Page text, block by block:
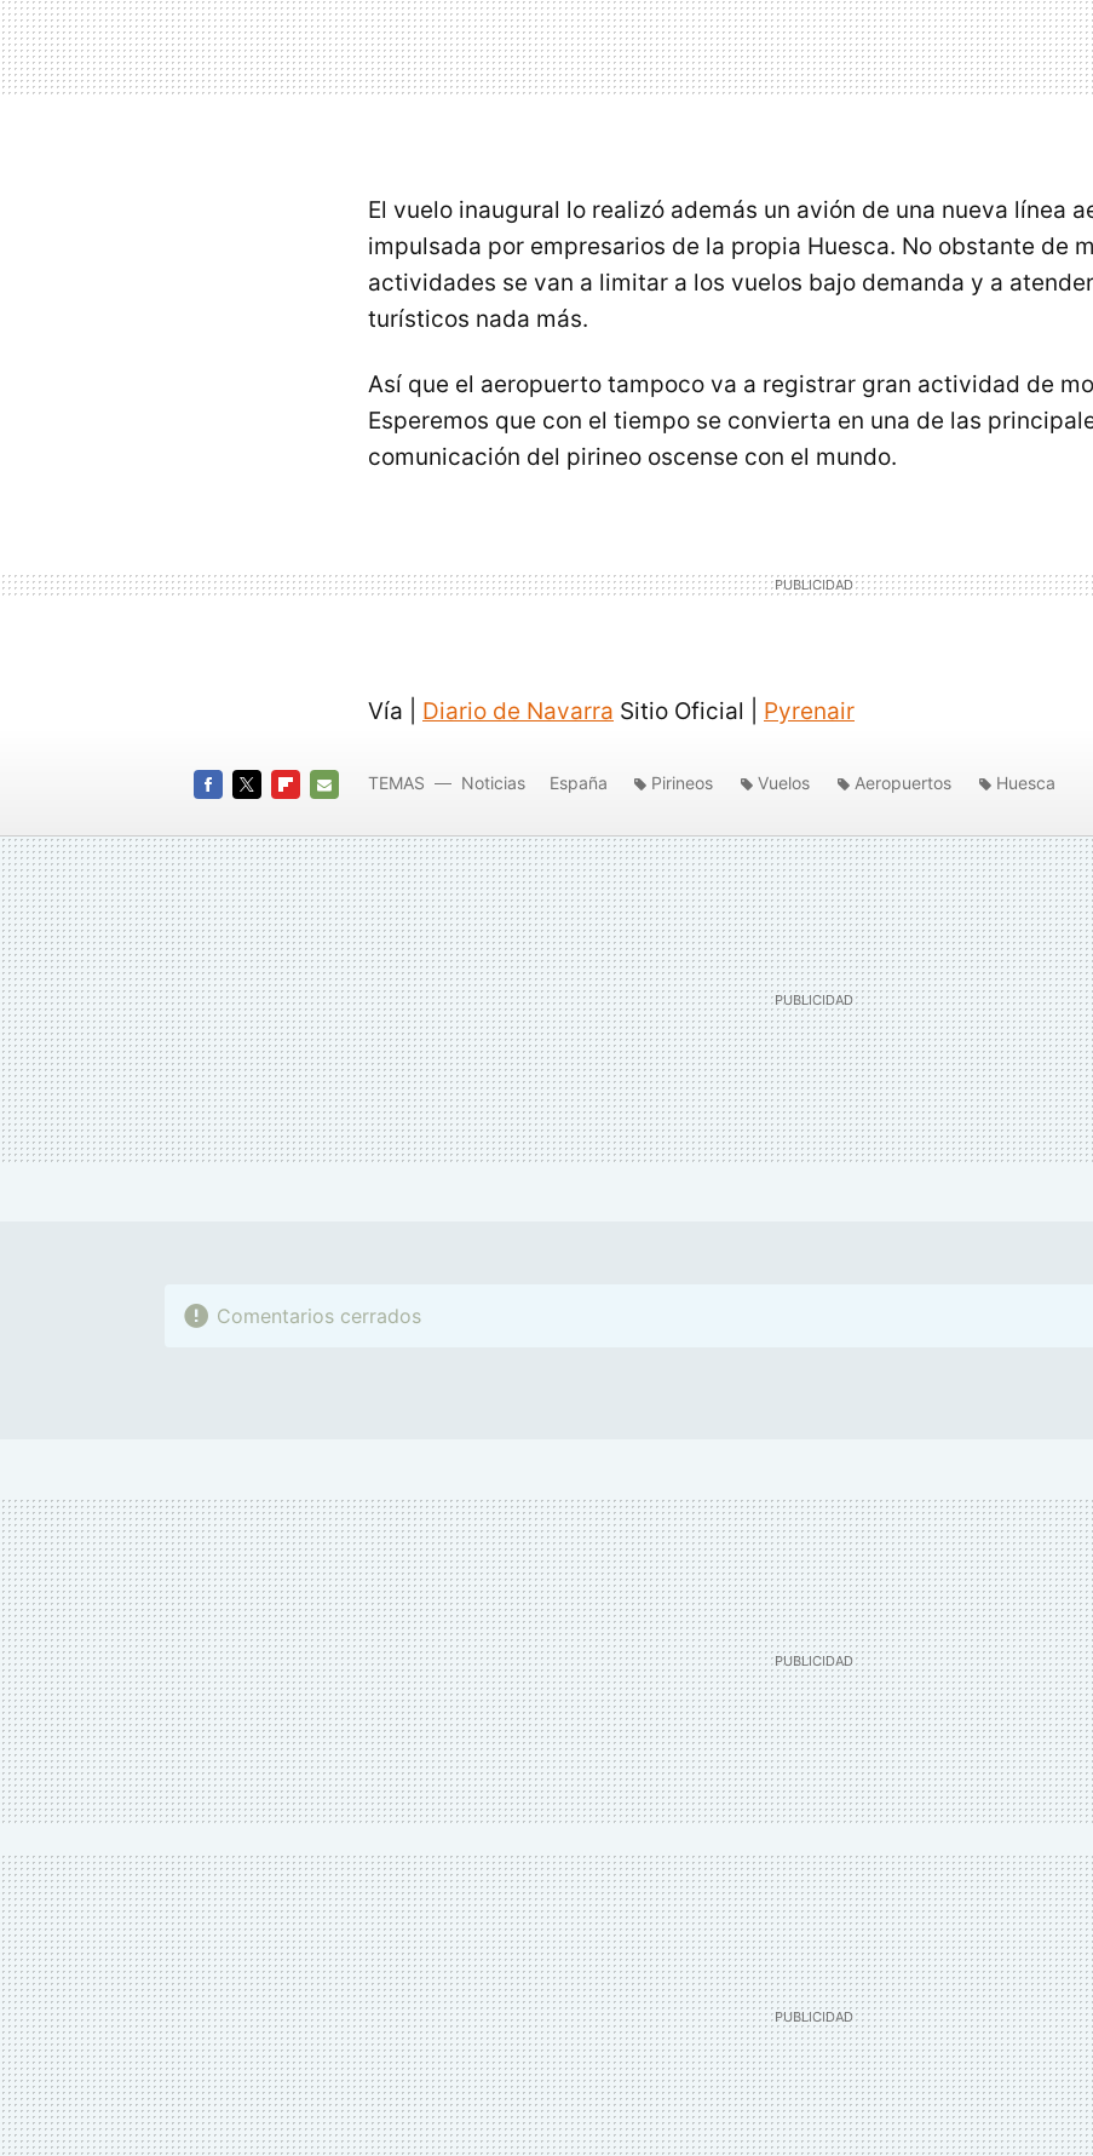
El vuelo inaugural lo realizó además un avión de una nueva línea
impulsada por empresarios de la propia Huesca. No obstante de
actividades se van a limitar a los vuelos bajo demanda y a
turísticos nada más.
Así que el aeropuerto tampoco va a registrar gran actividad de
Esperemos que con el tiempo se convierta en una de las
comunicación del pirineo oscense con el mundo.
Vía | Diario de Navarra Sitio Oficial | Pyrenair
MAIL
TEMAS Noticias España Pirineos Vuelos Aeropuertos Huesca
Comentarios cerrados